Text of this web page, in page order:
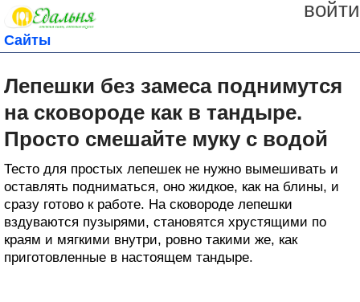
войти
Сайты
Лепешки без замеса поднимутся
на сковороде как в тандыре.
Просто смешайте муку с водой
Тесто для простых лепешек не нужно вымешивать и
оставлять подниматься, оно жидкое, как на блины, и
сразу готово к работе. На сковороде лепешки
вздуваются пузырями, становятся хрустящими по
краям и мягкими внутри, ровно такими же, как
приготовленные в настоящем тандыре.